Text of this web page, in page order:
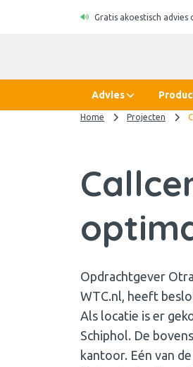
Gratis akoestisch advies
Advies
Home Projecten
Opdrachtgever
WTC.nl, heeft
Als locatie is er
Schiphol. De
kantoor. Eén van